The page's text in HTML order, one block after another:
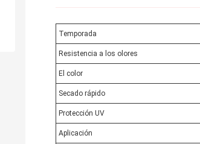
Temporada
Resistencia a los olores
El color
Secado rápido
Protección UV
Aplicación